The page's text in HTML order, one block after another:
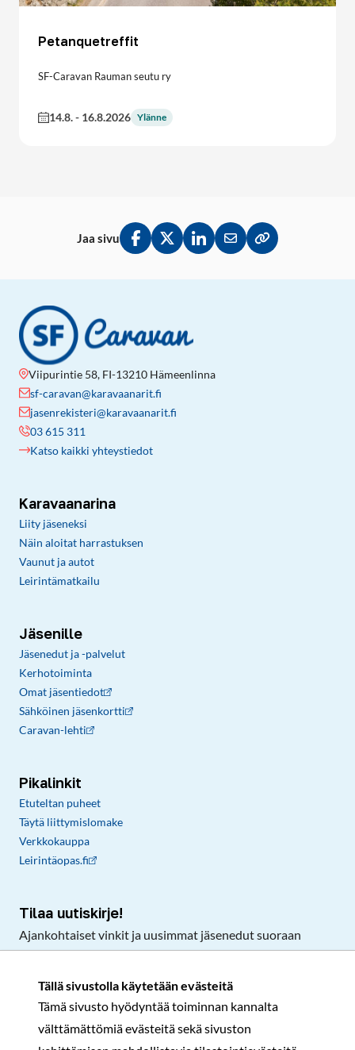
Tällä sivustolla käytetään evästeitä
Tämä sivusto hyödyntää toiminnan kannalta
välttämättömiä evästeitä sekä sivuston
Petanquetreffit
SF-Caravan Rauman seutu ry
14.8.- 16.8.2026 Ylänne
Jaa sivu
Jaa Facebookissa
Jaa Twitterissä
Jaa LinkedInissä
Jaa sähköpostitse
Kopioi linkki
Viipurintie 58, FI-13210 Hämeenlinna
sf-caravan@karavaanarit.fi
jasenrekisteri@karavaanarit.fi
03 615 311
Katso kaikki yhteystiedot
Karavaanarina
Liity jäseneksi
Näin aloitat harrastuksen
Vaunut ja autot
Leirintämatkailu
Jäsenille
Jäsenedut ja -palvelut
Kerhotoiminta
Omat jäsentiedot
Sähköinen jäsenkortti
Caravan-lehti
Pikalinkit
Etuteltan puheet
Täytä liittymislomake
Verkkokauppa
Leirintäopas.fi
Tilaa uutiskirje!
Ajankohtaiset vinkit ja uusimmat jäsenedut suoraan